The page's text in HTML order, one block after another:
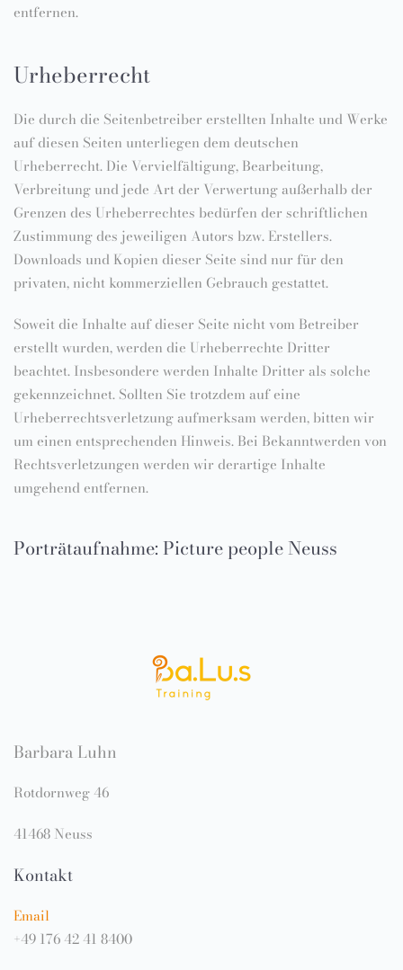
entfernen.
Urheberrecht
Die durch die Seitenbetreiber erstellten Inhalte und Werke
auf diesen Seiten unterliegen dem deutschen
Urheberrecht. Die Vervielfältigung, Bearbeitung,
Verbreitung und jede Art der Verwertung außerhalb der
Grenzen des Urheberrechtes bedürfen der schriftlichen
Zustimmung des jeweiligen Autors bzw. Erstellers.
Downloads und Kopien dieser Seite sind nur für den
privaten, nicht kommerziellen Gebrauch gestattet.
Soweit die Inhalte auf dieser Seite nicht vom Betreiber
erstellt wurden, werden die Urheberrechte Dritter
beachtet. Insbesondere werden Inhalte Dritter als solche
gekennzeichnet. Sollten Sie trotzdem auf eine
Urheberrechtsverletzung aufmerksam werden, bitten wir
um einen entsprechenden Hinweis. Bei Bekanntwerden von
Rechtsverletzungen werden wir derartige Inhalte
umgehend entfernen.
Porträtaufnahme: Picture people Neuss
Barbara Luhn
Rotdornweg 46
41468 Neuss
Kontakt
Email
+49 176 42 41 8400